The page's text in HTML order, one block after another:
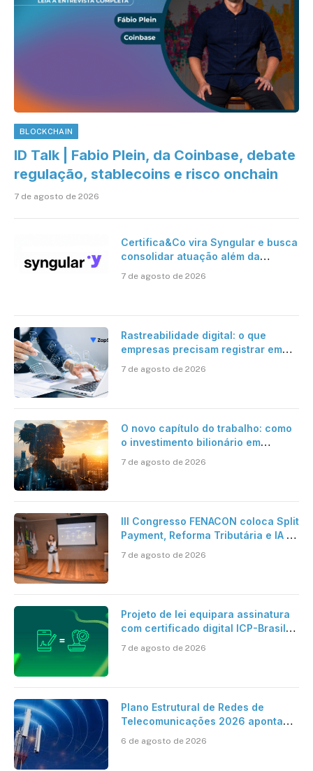
BLOCKCHAIN
ID Talk | Fabio Plein, da Coinbase, debate
regulação, stablecoins e risco onchain
7 de agosto de 2026
Certifica&Co vira Syngular e busca
consolidar atuação além da
7 de agosto de 2026
Rastreabilidade digital: o que
empresas precisam registrar em
7 de agosto de 2026
O novo capítulo do trabalho: como
o investimento bilionário em
verdadeira era da inteligência
7 de agosto de 2026
III Congresso FENACON coloca Split
Payment, Reforma Tributária e IA no
7 de agosto de 2026
Projeto de lei equipara assinatura
com certificado digital ICP-Brasil
cartório
7 de agosto de 2026
Plano Estrutural de Redes de
Telecomunicações 2026 aponta
mantém desafio
6 de agosto de 2026